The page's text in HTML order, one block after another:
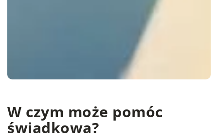
W czym może pomóc
świadkowa?